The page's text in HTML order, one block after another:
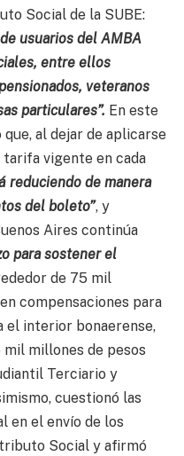
Social de la SUBE:
usuarios del AMBA
entre ellos
veteranos
particulares”. En este
al dejar de aplicarse
vigente en cada
reduciendo de manera
del boleto”, y
Aires continúa
para sostener el
de 75 mil
compensaciones para
el interior bonaerense,
mil millones de pesos
Terciario y
cuestionó las
en el envío de los
Social y afirmó